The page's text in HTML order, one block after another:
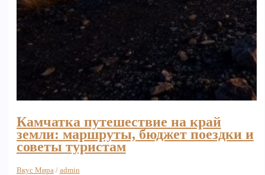
Камчатка путешествие на край
земли: маршруты, бюджет поездки и
советы туристам
Вкус Мира/ admin